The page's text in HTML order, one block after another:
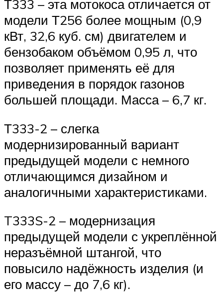
Т333 – эта мотокоса отличается от
модели Т256 более мощным (0,9
кВт, 32,6 куб. см) двигателем и
бензобаком объёмом 0,95 л, что
позволяет применять её для
приведения в порядок газонов
большей площади. Масса – 6,7 кг.
Т333-2 – слегка
модернизированный вариант
предыдущей модели с немного
отличающимся дизайном и
аналогичными характеристиками.
T333S-2 – модернизация
предыдущей модели с укреплённой
неразъёмной штангой, что
повысило надёжность изделия (и
его массу – до 7,6 кг).